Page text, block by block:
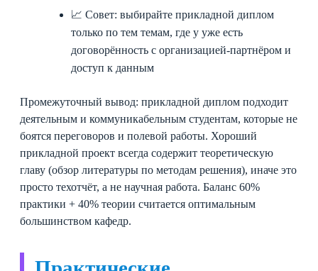
📈 Совет: выбирайте прикладной диплом
только по тем темам, где у уже есть
договорённость с организацией-партнёром и
доступ к данным
Промежуточный вывод: прикладной диплом подходит
деятельным и коммуникабельным студентам, которые не
боятся переговоров и полевой работы. Хороший
прикладной проект всегда содержит теоретическую
главу (обзор литературы по методам решения), иначе это
просто техотчёт, а не научная работа. Баланс 60%
практики + 40% теории считается оптимальным
большинством кафедр.